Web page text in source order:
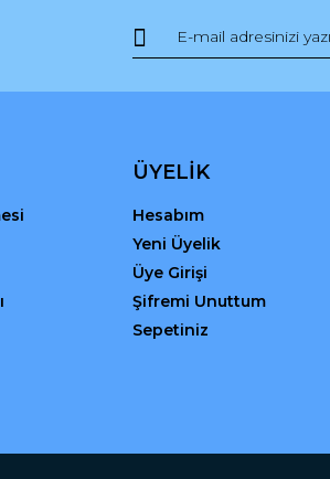
Gönder
ÜYELİK
Hesabım
Yeni Üyelik
Üye Girişi
Şifremi Unuttum
Sepetiniz